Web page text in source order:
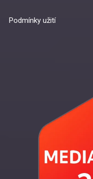
Podmínky užití